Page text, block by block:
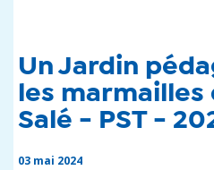
Un Jardin
les
Salé - PST -
03 mai 2024